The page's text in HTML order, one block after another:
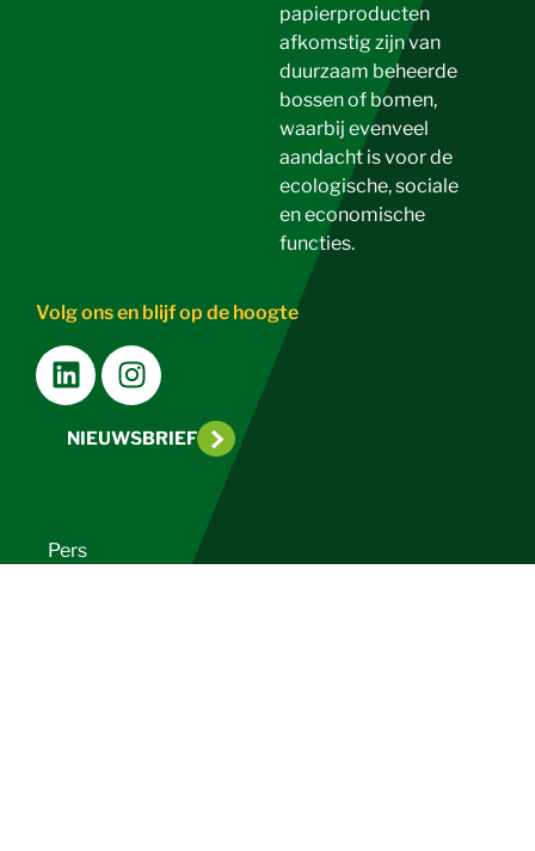
papierproducten
afkomstig zijn van
duurzaam beheerde
bossen of bomen,
waarbij evenveel
aandacht is voor de
ecologische, sociale
en economische
functies.
Volg ons en blijf op de hoogte
NIEUWSBRIEF
Pers